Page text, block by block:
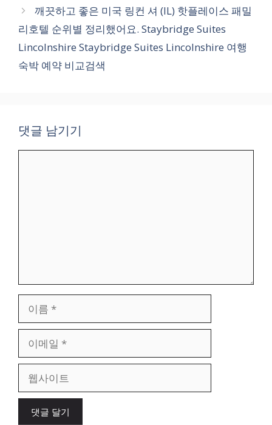
깨끗하고 좋은 미국 링컨 셔 (IL) 핫플레이스 패밀
리호텔 순위별 정리했어요. Staybridge Suites
Lincolnshire Staybridge Suites Lincolnshire 여행
숙박 예약 비교검색
댓글 남기기
일
이